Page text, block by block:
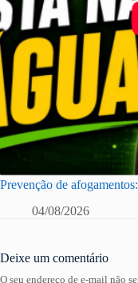
Prevenção de
04/08/2026
Deixe um comentário
O seu endereço de e-mail não